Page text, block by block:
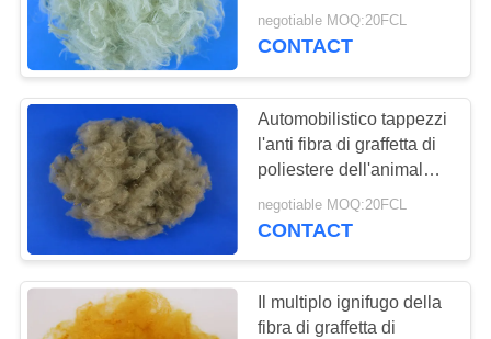
grado di aa
negotiable MOQ:20FCL
CONTACT
Automobilistico tappezzi
l'anti fibra di graffetta di
poliestere dell'animale
domestico del vergine
100 della fiamma di
negotiable MOQ:20FCL
CONTACT
Il multiplo ignifugo della
fibra di graffetta di